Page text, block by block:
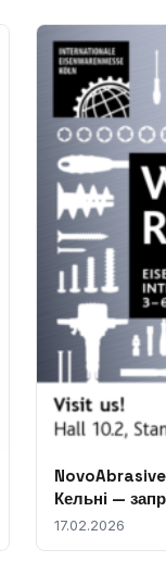
NovoAbrasive
Кельні —
17.02.2026